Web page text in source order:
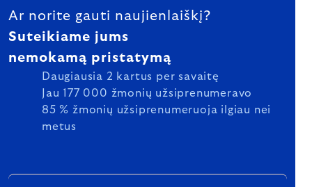
Ar norite gauti naujienlaiškį?
Suteikiame jums
nemokamą pristatymą
Daugiausia 2 kartus per savaitę
Jau 177 000 žmonių užsiprenumeravo
85 % žmonių užsiprenumeruoja ilgiau nei
metus